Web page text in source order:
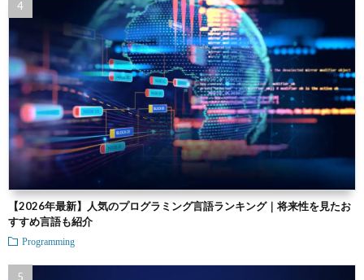
【2026年最新】人気のプログラミング言語ランキング｜将来性を見たお
すすめ言語も紹介
Programming